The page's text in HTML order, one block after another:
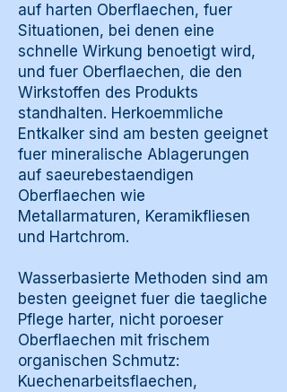
auf harten Oberflaechen, fuer
Situationen, bei denen eine
schnelle Wirkung benoetigt wird,
und fuer Oberflaechen, die den
Wirkstoffen des Produkts
standhalten. Herkoemmliche
Entkalker sind am besten geeignet
fuer mineralische Ablagerungen
auf saeurebestaendigen
Oberflaechen wie
Metallarmaturen, Keramikfliesen
und Hartchrom.
Wasserbasierte Methoden sind am
besten geeignet fuer die taegliche
Pflege harter, nicht poroeser
Oberflaechen mit frischem
organischen Schmutz:
Kuechenarbeitsflaechen,